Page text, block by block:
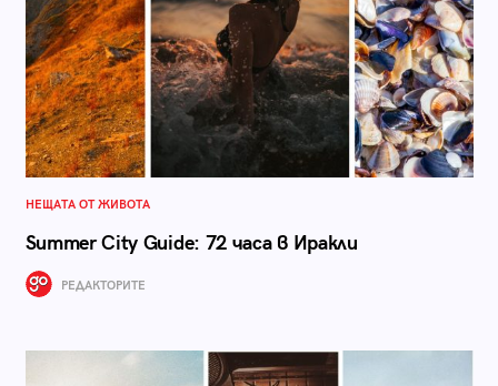
НЕЩАТА ОТ ЖИВОТА
Summer City Guide: 72 часа в Иракли
РЕДАКТОРИТЕ